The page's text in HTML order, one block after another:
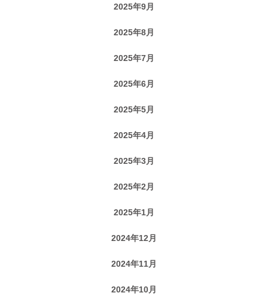
2025年9月
2025年8月
2025年7月
2025年6月
2025年5月
2025年4月
2025年3月
2025年2月
2025年1月
2024年12月
2024年11月
2024年10月